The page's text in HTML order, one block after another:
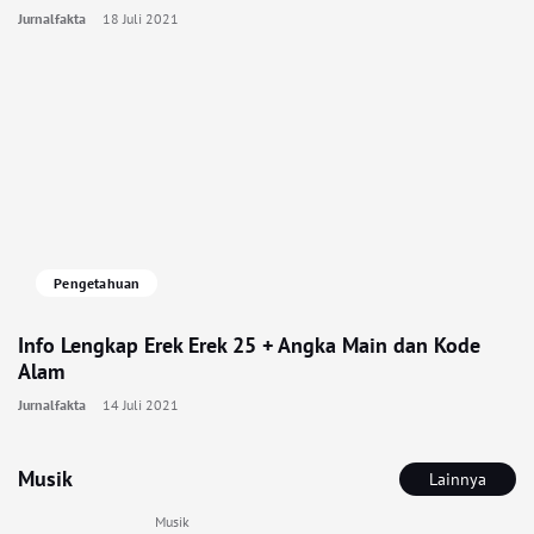
Musik Lainnya
Musik
Jurnalfakta 18 Juli 2021
Pengetahuan
Info Lengkap Erek Erek 25 + Angka Main dan Kode
Alam
Jurnalfakta 14 Juli 2021